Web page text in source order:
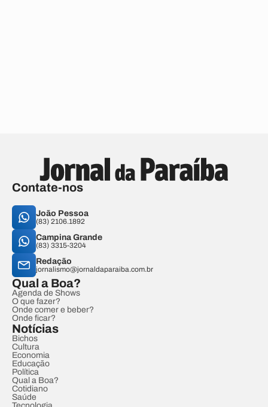
Contate-nos
João Pessoa
(83) 2106.1892
Campina Grande
(83) 3315-3204
Redação
jornalismo@jornaldaparaiba.com.br
Qual a Boa?
Agenda de Shows
O que fazer?
Onde comer e beber?
Onde ficar?
Notícias
Bichos
Cultura
Economia
Educação
Política
Qual a Boa?
Cotidiano
Saúde